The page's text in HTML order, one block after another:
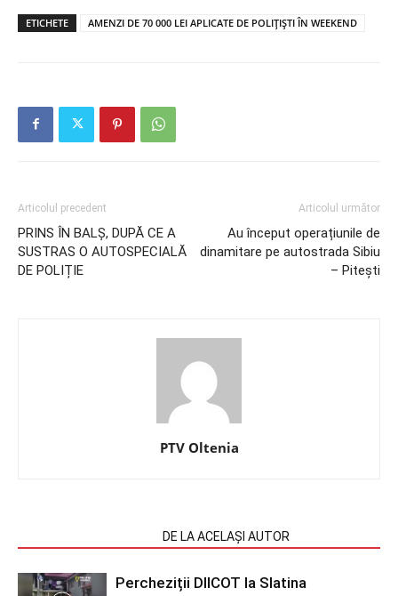
ETICHETE AMENZI DE 70 000 LEI APLICATE DE POLIȚIȘTI ÎN WEEKEND
Articolul precedent
PRINS ÎN BALȘ, DUPĂ CE A
SUSTRAS O AUTOSPECIALĂ
DE POLIȚIE
Articolul următor
Au început operațiunile de
dinamitare pe autostrada Sibiu
– Pitești
PTV Oltenia
DE LA ACELAȘI AUTOR
Percheziții DIICOT la Slatina